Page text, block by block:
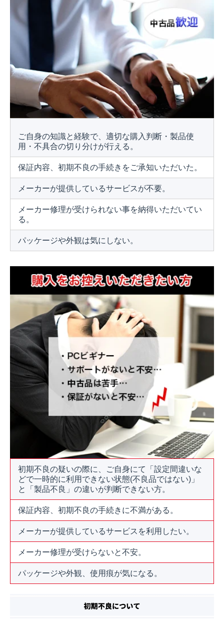
ご自身の知識と経験で、適切な購入判断・製品使
用・不具合の切り分けが行える。
保証内容、初期不良の手続きをご承知いただいた。
メーカーが提供しているサービスが不要。
メーカー修理が受けられない事を納得いただいてい
る。
パッケージや外観は気にしない。
初期不良の疑いの際に、ご自身にて「設定間違いな
どで一時的に利用できない状態(不良品ではない)」
と「製品不良」の違いが判断できない方。
保証内容、初期不良の手続きに不満がある。
メーカーが提供しているサービスを利用したい。
メーカー修理が受けらないと不安。
パッケージや外観、使用痕が気になる。